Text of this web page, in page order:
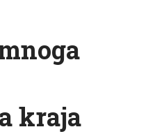
kraja